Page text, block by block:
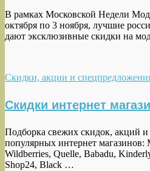
В рамках Московской Недели
октября по 3 ноября, лучшие
дают эксклюзивные скидки на
Скидки, акции и
Скидки интернет
Подборка свежих скидок, акций
популярных интернет
Wildberries, Quelle, Babadu,
Shop24, Black …